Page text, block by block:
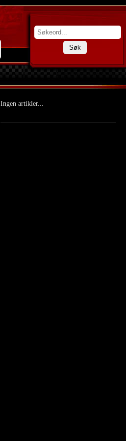
Søk
Ingen artikler...